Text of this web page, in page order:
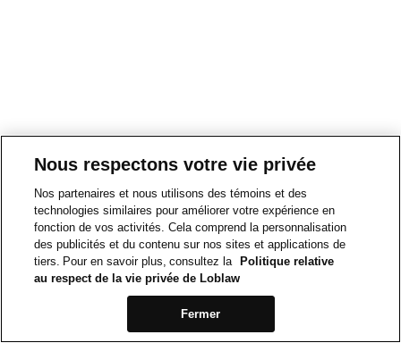
Nous respectons votre vie privée
Nos partenaires et nous utilisons des témoins et des
technologies similaires pour améliorer votre expérience en
fonction de vos activités. Cela comprend la personnalisation
des publicités et du contenu sur nos sites et applications de
tiers. Pour en savoir plus, consultez la
Politique relative
au respect de la vie privée de Loblaw
Fermer